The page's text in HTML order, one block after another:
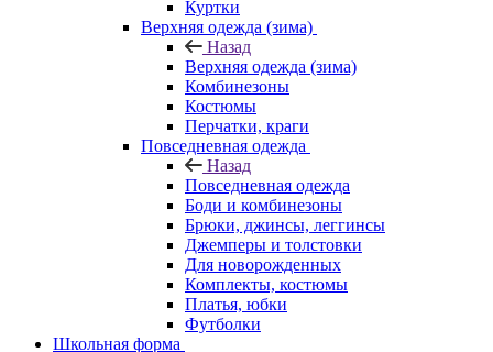
Куртки
Верхняя одежда (зима)
Назад
Верхняя одежда (зима)
Комбинезоны
Костюмы
Перчатки, краги
Повседневная одежда
Назад
Повседневная одежда
Боди и комбинезоны
Брюки, джинсы, леггинсы
Джемперы и толстовки
Для новорожденных
Комплекты, костюмы
Платья, юбки
Футболки
Школьная форма